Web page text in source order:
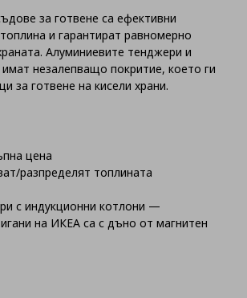
за готвене са ефективни
и гарантират равномерно
Алуминиевите тенджери и
незалепващо покритие, което ги
за готвене на кисели храни.
цена
разпределят топлината
с индукционни котлони —
на ИКЕА са с дъно от магнитен